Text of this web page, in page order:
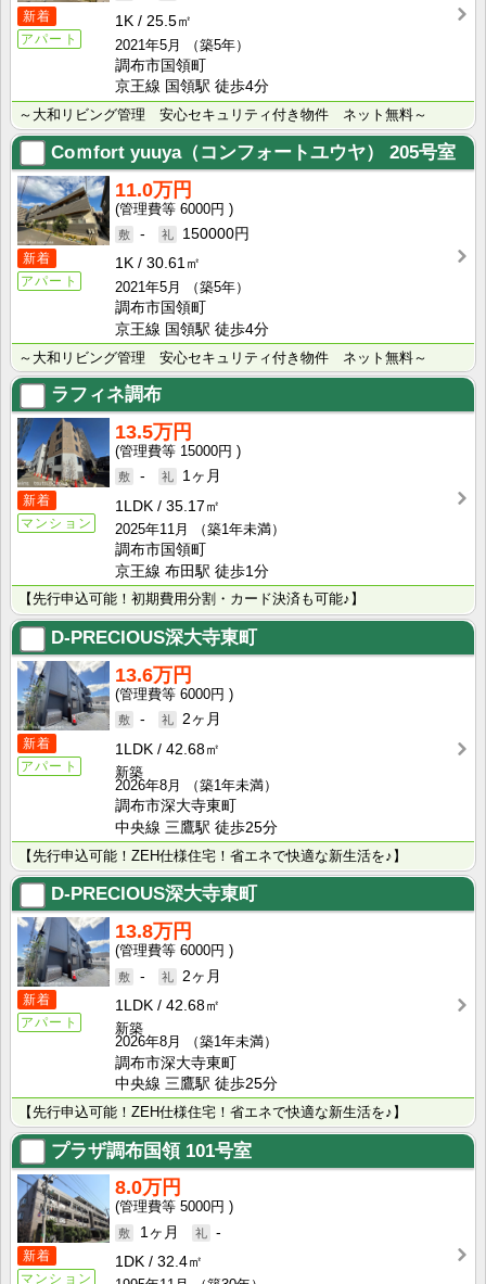
新着
アパート
1K
25.5㎡
2021年5月
（築5年）
調布市国領町
京王線 国領駅 徒歩4分
～大和リビング管理 安心セキュリティ付き物件 ネット無料～
Coｍfort yuuya（コンフォートユウヤ） 205号室
新着
アパート
11.0万円
6000円
-
150000円
1K
30.61㎡
2021年5月
（築5年）
調布市国領町
京王線 国領駅 徒歩4分
～大和リビング管理 安心セキュリティ付き物件 ネット無料～
ラフィネ調布
新着
マンション
13.5万円
15000円
-
1ヶ月
1LDK
35.17㎡
2025年11月
（築1年未満）
調布市国領町
京王線 布田駅 徒歩1分
【先行申込可能！初期費用分割・カード決済も可能♪】
D-PRECIOUS深大寺東町
新着
アパート
13.6万円
6000円
-
2ヶ月
1LDK
42.68㎡
新築
2026年8月
（築1年未満）
調布市深大寺東町
中央線 三鷹駅 徒歩25分
【先行申込可能！ZEH仕様住宅！省エネで快適な新生活を♪】
D-PRECIOUS深大寺東町
新着
アパート
13.8万円
6000円
-
2ヶ月
1LDK
42.68㎡
新築
2026年8月
（築1年未満）
調布市深大寺東町
中央線 三鷹駅 徒歩25分
【先行申込可能！ZEH仕様住宅！省エネで快適な新生活を♪】
プラザ調布国領101号室
新着
マンション
8.0万円
5000円
1ヶ月
-
1DK
32.4㎡